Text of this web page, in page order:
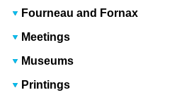
Fourneau and Fornax
Meetings
Museums
Printings